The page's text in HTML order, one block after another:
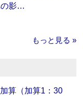
の影…
もっと見る »
算（加算1：30